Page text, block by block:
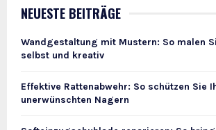
NEUESTE BEITRÄGE
Wandgestaltung mit Mustern: So malen
selbst und kreativ
Effektive Rattenabwehr: So schützen Sie
unerwünschten Nagern